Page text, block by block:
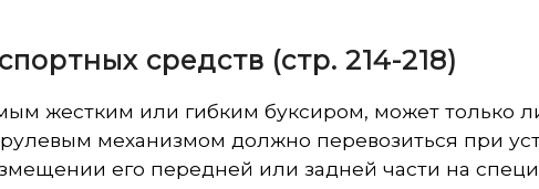
средств (стр. 214-218)
жестким или гибким буксиром, может только
механизмом должно перевозиться при
его передней или задней части на